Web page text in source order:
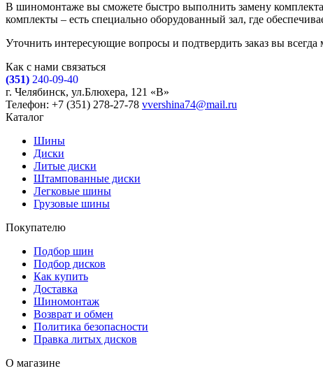
В шиномонтаже вы сможете быстро выполнить замену
комплекты – есть специально оборудованный зал, где
Уточнить интересующие вопросы и подтвердить заказ вы
Как с нами связаться
(351) 240-09-40
г. Челябинск, ул.Блюхера, 121 «В»
Телефон: +7 (351) 278-27-78 vvershina74@mail.ru
Каталог
Шины
Диски
Литые диски
Штампованные диски
Легковые шины
Грузовые шины
Покупателю
Подбор шин
Подбор дисков
Как купить
Доставка
Шиномонтаж
Возврат и обмен
Политика безопасности
Правка литых дисков
О магазине